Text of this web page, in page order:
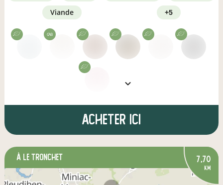
viande
+5
CAB
Acheter ici
à Le Tronchet 7,70
km